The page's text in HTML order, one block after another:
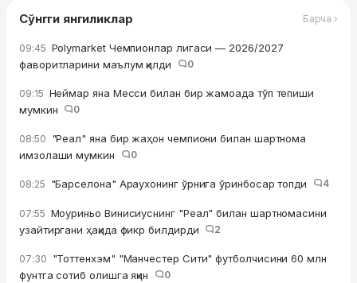
Сўнгги янгиликлар Барча ›
09:45 Polymarket Чемпионлар лигаси — 2026/2027
фаворитларини маълум қилди
0
09:15 Неймар яна Месси билан бир жамоада тўп тепиши
мумкин
0
08:50 "Реал" яна бир жаҳон чемпиони билан шартнома
имзолаши мумкин
0
08:25 "Барселона" Араухонинг ўрнига ўринбосар топди 4
07:55 Моуриньо Винисиуснинг "Реал" билан шартномасини
узайтиргани ҳақида фикр билдирди
2
07:30 "Тоттенхэм" "Манчестер Сити" футболчисини 60 млн
фунтга сотиб олишга яқин
0